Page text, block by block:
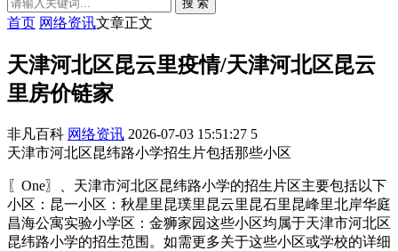
搜 索
首页 网络资讯文章正文
天津河北区昆云里疫情/天津河北区昆云
里房价链家
非凡百科 网络资讯 2026-07-03 15:51:27 5
天津市河北区昆纬路小学招生片包括那些小区
〖One〗、天津市河北区昆纬路小学的招生片区主要包括以下
小区：昆一小区：秋星里昆璞里昆云里昆石里昆峰里北岸华庭
昌海公寓实验小学区：金狮家园这些小区均属于天津市河北区
昆纬路小学的招生范围。如需更多关于这些小区或学校的详细